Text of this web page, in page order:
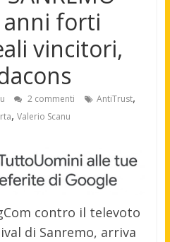
forti
vincitori,
2 commenti AntiTrust,
, Valerio Scanu
contro il televoto
di Sanremo, arriva